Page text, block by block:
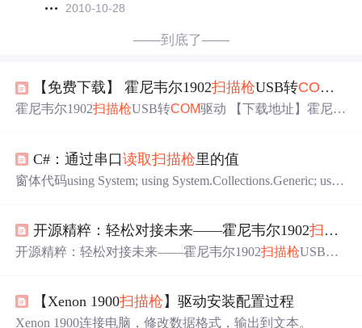
2010-10-28
——到底了——
【免费下载】 霍尼韦尔1902扫描枪USB转COM 驱动
霍尼韦尔1902扫描枪USB转COM驱动 【下载地址】霍尼韦
02 扫描枪的USB连接虚拟成本地电脑的COM
在需要使用COM 口进行数据传输的场景中使用 ...
C#：通过串口读取扫描枪里的值
窗体代码using System; using System.Collections.Generic; usin
Windows.Forms;namespaceCOM_
开源精粹：轻松对接未来——霍尼韦尔1902扫描枪
开源精粹：轻松对接未来——霍尼韦尔1902扫描枪USB转
驱动程序，该驱动程序可以将霍尼韦尔1902扫描枪
连接虚拟成本地电脑的COM口，方便用户在需要使用
【Xenon 1900扫描枪 】驱动安装配置过程
Xenon 1900连接电脑，修改数据格式，输出到文本。